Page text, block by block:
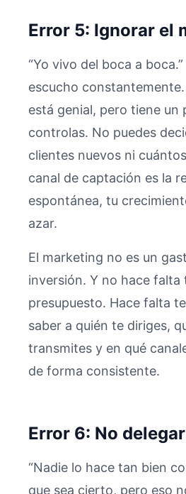
Error 5: Ignorar el
“Yo vivo del boca a
escucho
está genial, pero tiene un
controlas. No puedes
clientes nuevos ni
canal de captación es la
espontánea, tu
azar.
El marketing no es un
inversión. Y no hace falta
presupuesto. Hace falta
saber a quién te diriges,
transmites y en qué
de forma consistente.
Error 6: No delegar
“Nadie lo hace tan bien
que sea cierto, pero eso